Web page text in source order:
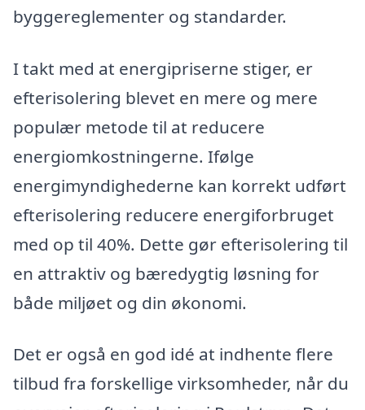
byggereglementer og standarder.
I takt med at energipriserne stiger, er
efterisolering blevet en mere og mere
populær metode til at reducere
energiomkostningerne. Ifølge
energimyndighederne kan korrekt udført
efterisolering reducere energiforbruget
med op til 40%. Dette gør efterisolering til
en attraktiv og bæredygtig løsning for
både miljøet og din økonomi.
Det er også en god idé at indhente flere
tilbud fra forskellige virksomheder, når du